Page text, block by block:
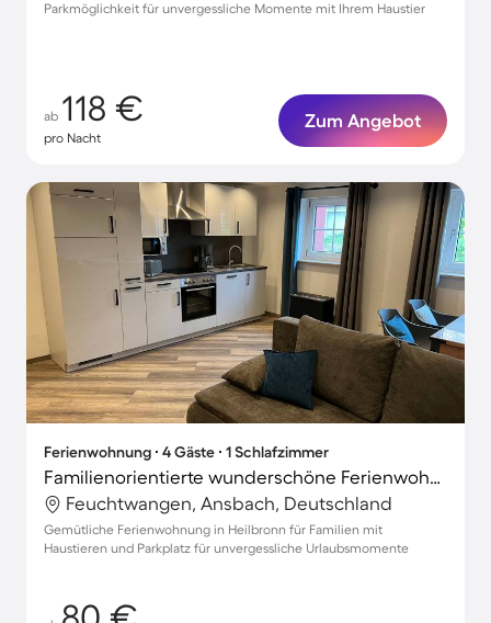
Parkmöglichkeit für unvergessliche Momente mit Ihrem Haustier
ab 118 €
pro Nacht
Zum Angebot
Ferienwohnung ∙ 4 Gäste ∙ 1 Schlafzimmer
Familienorientierte wunderschöne Ferienwohnung mit Garten | Panoramablick | Haustiere sind willkommen
Feuchtwangen, Ansbach, Deutschland
Gemütliche Ferienwohnung in Heilbronn für Familien mit
Haustieren und Parkplatz für unvergessliche Urlaubsmomente